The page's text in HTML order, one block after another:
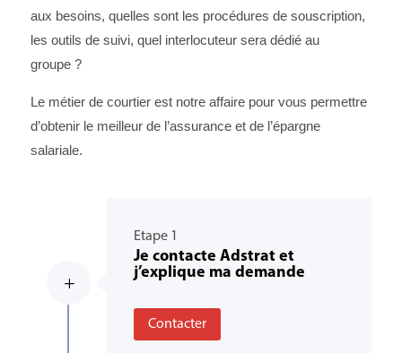
aux besoins, quelles sont les procédures de souscription,
les outils de suivi, quel interlocuteur sera dédié au
groupe ?
Le métier de courtier est notre affaire pour vous permettre
d’obtenir le meilleur de l’assurance et de l’épargne
salariale.
L
Etape 1
Je contacte Adstrat et
j’explique ma demande
Contacter